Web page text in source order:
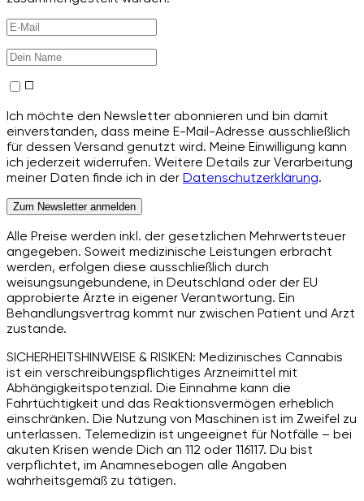
Ich möchte den Newsletter abonnieren und bin damit
einverstanden, dass meine E-Mail-Adresse ausschließlich
für dessen Versand genutzt wird. Meine Einwilligung kann
ich jederzeit widerrufen. Weitere Details zur Verarbeitung
meiner Daten finde ich in der Datenschutzerklärung.
Zum Newsletter anmelden
Alle Preise werden inkl. der gesetzlichen Mehrwertsteuer
angegeben. Soweit medizinische Leistungen erbracht
werden, erfolgen diese ausschließlich durch
weisungsungebundene, in Deutschland oder der EU
approbierte Ärzte in eigener Verantwortung. Ein
Behandlungsvertrag kommt nur zwischen Patient und Arzt
zustande.
SICHERHEITSHINWEISE & RISIKEN: Medizinisches Cannabis
ist ein verschreibungspflichtiges Arzneimittel mit
Abhängigkeitspotenzial. Die Einnahme kann die
Fahrtüchtigkeit und das Reaktionsvermögen erheblich
einschränken. Die Nutzung von Maschinen ist im Zweifel zu
unterlassen. Telemedizin ist ungeeignet für Notfälle – bei
akuten Krisen wende Dich an 112 oder 116117. Du bist
verpflichtet, im Anamnesebogen alle Angaben
wahrheitsgemäß zu tätigen.